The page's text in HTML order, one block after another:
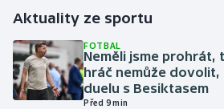
Gymnastika
Házená
Aktuality ze sportu
FOTBAL
Neměli jsme prohrát,
hráč nemůže dovolit,
duelu s Besiktasem
Před 9 min